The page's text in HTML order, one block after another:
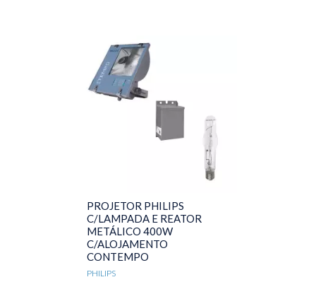
PROJETOR PHILIPS
C/LAMPADA E REATOR
METÁLICO 400W
C/ALOJAMENTO
CONTEMPO
PHILIPS